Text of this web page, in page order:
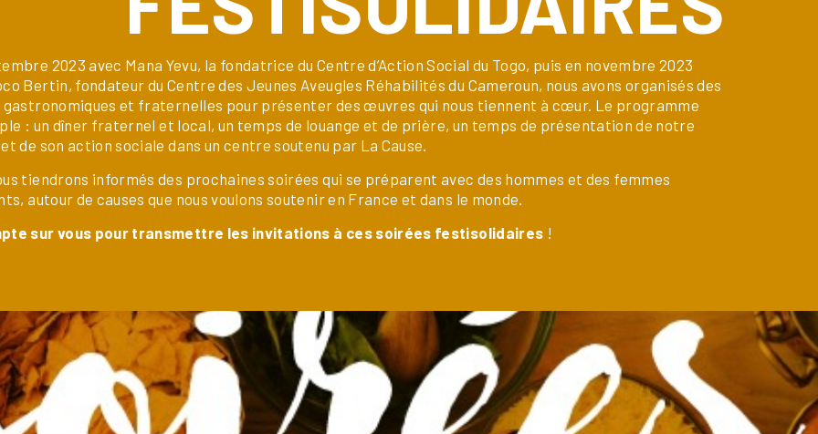
2023 avec Mana Yevu, la fondatrice du Centre d’Action Social du Togo, puis en novembre 2023
Bertin, fondateur du Centre des Jeunes Aveugles Réhabilités du Cameroun, nous avons organisés des
gastronomiques et fraternelles pour présenter des œuvres qui nous tiennent à cœur. Le programme
: un dîner fraternel et local, un temps de louange et de prière, un temps de présentation de notre
de son action sociale dans un centre soutenu par La Cause.
tiendrons informés des prochaines soirées qui se préparent avec des hommes et des femmes
autour de causes que nous voulons soutenir en France et dans le monde.
sur vous pour transmettre les invitations à ces soirées festisolidaires !